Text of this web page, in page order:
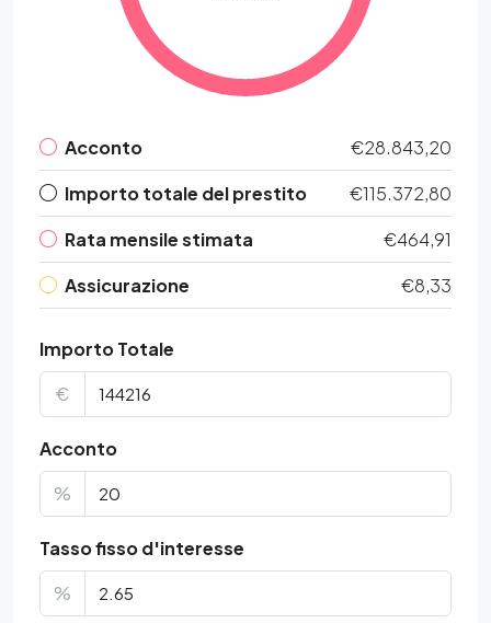
Acconto
€28.843,20
Importo totale del prestito
€115.372,80
Rata mensile stimata
€464,91
Assicurazione
€8,33
Importo Totale
€
Acconto
%
Tasso fisso d'interesse
%